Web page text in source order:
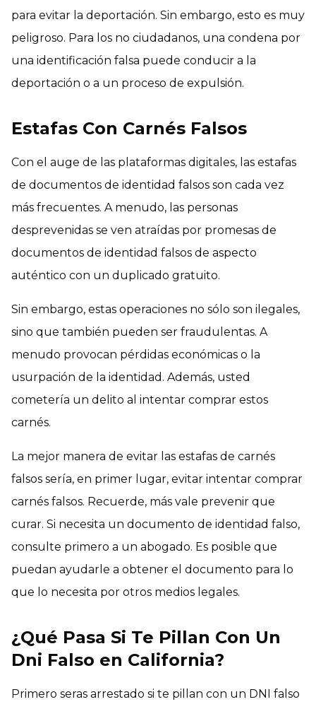
para evitar la deportación. Sin embargo, esto es muy
peligroso. Para los no ciudadanos, una condena por
una identificación falsa puede conducir a la
deportación o a un proceso de expulsión.
Estafas Con Carnés Falsos
Con el auge de las plataformas digitales, las estafas
de documentos de identidad falsos son cada vez
más frecuentes. A menudo, las personas
desprevenidas se ven atraídas por promesas de
documentos de identidad falsos de aspecto
auténtico con un duplicado gratuito.
Sin embargo, estas operaciones no sólo son ilegales,
sino que también pueden ser fraudulentas. A
menudo provocan pérdidas económicas o la
usurpación de la identidad. Además, usted
cometería un delito al intentar comprar estos
carnés.
La mejor manera de evitar las estafas de carnés
falsos sería, en primer lugar, evitar intentar comprar
carnés falsos. Recuerde, más vale prevenir que
curar. Si necesita un documento de identidad falso,
consulte primero a un abogado. Es posible que
puedan ayudarle a obtener el documento para lo
que lo necesita por otros medios legales.
¿Qué Pasa Si Te Pillan Con Un
Dni Falso en California?
Primero seras arrestado si te pillan con un DNI falso